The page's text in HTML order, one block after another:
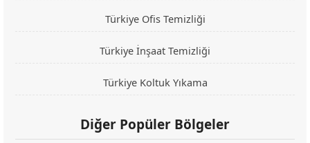
Türkiye Ofis Temizliği
Türkiye İnşaat Temizliği
Türkiye Koltuk Yıkama
Diğer Popüler Bölgeler